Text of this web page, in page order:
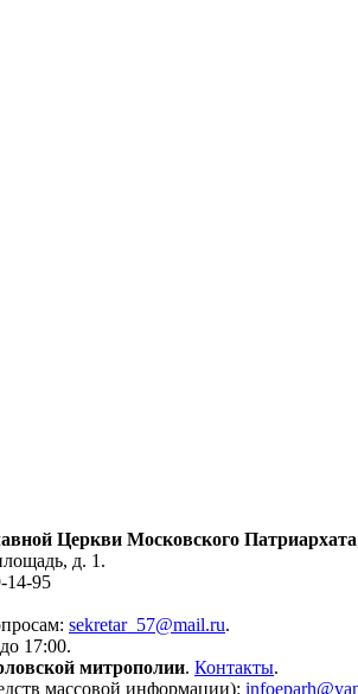
Церкви Московского Патриархата
д. 1.
14-95
sekretar_57@mail.ru.
17:00.
митрополии. Контакты.
массовой информации):